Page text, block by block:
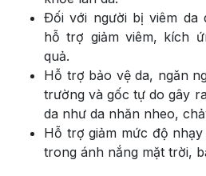
Ðối với người bị viêm da
hỗ trợ giảm viêm, kích
quả.
Hỗ trợ bảo vệ da, ngăn
trường và gốc tự do gây
da như da nhăn nheo,
Hỗ trợ giảm mức độ
trong ánh nắng mặt trời,